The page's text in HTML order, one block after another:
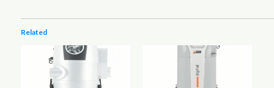
Related